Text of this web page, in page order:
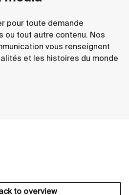
pour toute demande
ou tout autre contenu. Nos
vous renseignent
et les histoires du monde
to overview